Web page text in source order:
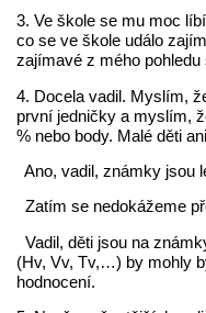
3. Ve škole se mu moc
co se ve škole událo
zajímavé z mého
4. Docela vadil. Myslím,
první jedničky a myslím,
% nebo body. Malé děti
Ano, vadil, známky jsou
Zatím se nedokážeme
Vadil, děti jsou na
(Hv, Vv, Tv,…) by mohly
hodnocení.